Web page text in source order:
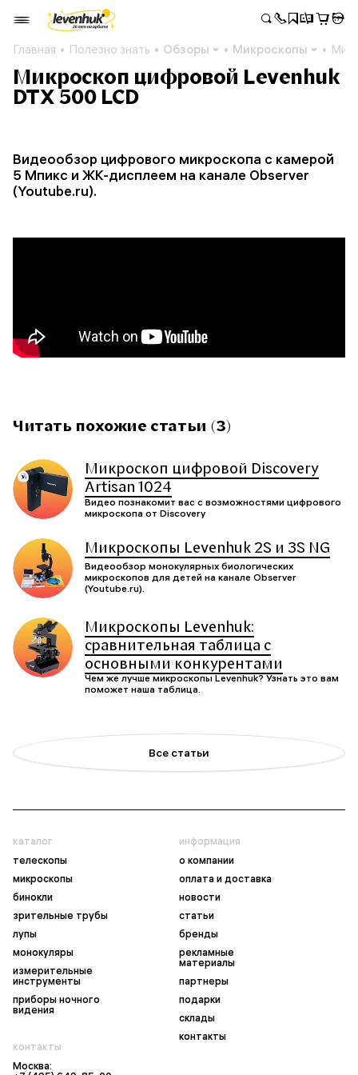
Главная Полезно знать Обзоры Микроскопы
Микроскоп цифровой Levenhuk
DTX 500 LCD
Видеообзор цифрового микроскопа с камерой
5 Мпикс и ЖК-дисплеем на канале Observer
(Youtube.ru).
Читать похожие статьи (3)
Микроскоп цифровой Discovery
Artisan 1024
Видео познакомит вас с возможностями цифрового
микроскопа от Discoverу
Микроскопы Levenhuk 2S и 3S NG
Видеообзор монокулярных биологических
микроскопов для детей на канале Observer
(Youtube.ru).
Микроскопы Levenhuk:
сравнительная таблица с
основными конкурентами
Чем же лучше микроскопы Levenhuk? Узнать это вам
поможет наша таблица.
Все статьи
каталог
телескопы
микроскопы
бинокли
зрительные трубы
лупы
монокуляры
измерительные
инструменты
приборы ночного
видения
информация
о компании
оплата и доставка
новости
статьи
бренды
рекламные
материалы
партнеры
подарки
склады
контакты
контакты
Москва: